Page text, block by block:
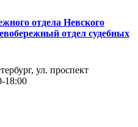
отдела Невского
отдел судебных
ул. проспект
18:00